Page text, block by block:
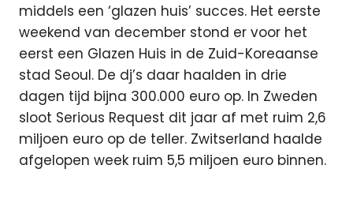
middels een ‘glazen huis’ succes. Het eerste
weekend van december stond er voor het
eerst een Glazen Huis in de Zuid-Koreaanse
stad Seoul. De dj’s daar haalden in drie
dagen tijd bijna 300.000 euro op. In Zweden
sloot Serious Request dit jaar af met ruim 2,6
miljoen euro op de teller. Zwitserland haalde
afgelopen week ruim 5,5 miljoen euro binnen.